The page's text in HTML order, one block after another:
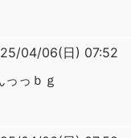
04/06(日) 07:52
っっｂｇ